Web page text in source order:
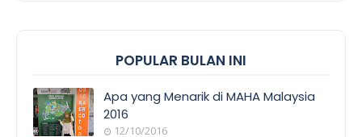
POPULAR BULAN INI
Apa yang Menarik di MAHA Malaysia
2016
12/10/2016